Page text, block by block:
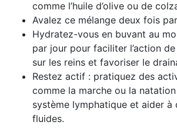
comme l’huile d’olive ou de
Avalez ce mélange deux fois
Hydratez-vous en buvant au
par jour pour faciliter l’action de
sur les reins et favoriser le
Restez actif : pratiquez des
comme la marche ou la
système lymphatique et aider à
fluides.